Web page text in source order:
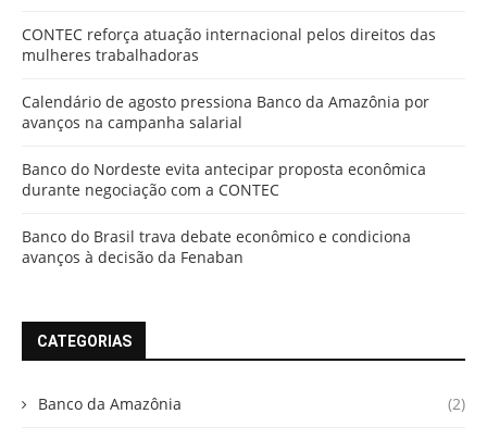
CONTEC reforça atuação internacional pelos direitos das
mulheres trabalhadoras
Calendário de agosto pressiona Banco da Amazônia por
avanços na campanha salarial
Banco do Nordeste evita antecipar proposta econômica
durante negociação com a CONTEC
Banco do Brasil trava debate econômico e condiciona
avanços à decisão da Fenaban
CATEGORIAS
Banco da Amazônia (2)